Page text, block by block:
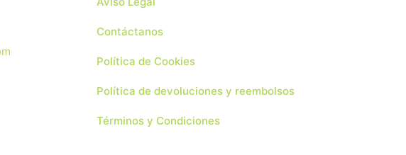
Contáctanos
Política de Cookies
Política de devoluciones y reembolsos
Términos y Condiciones